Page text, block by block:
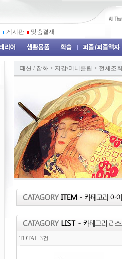
게시판 맞춤결재
패션 / 잡화 > 지갑/머니클립 > 전체조회
TOTAL 3건